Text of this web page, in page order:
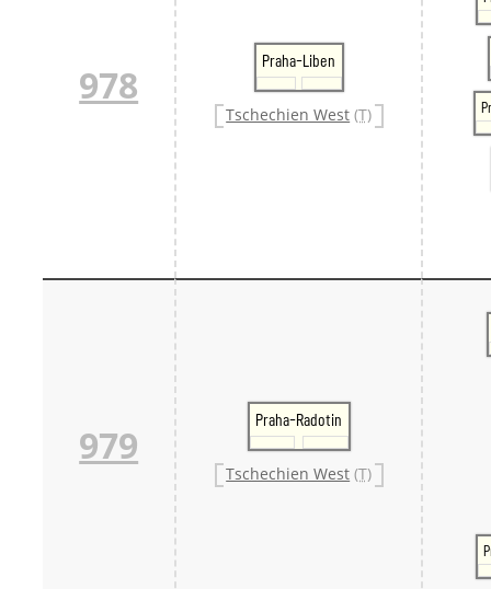
978
Praha-Liben
Tschechien West (T)
979
Praha-Radotin
Tschechien West (T)